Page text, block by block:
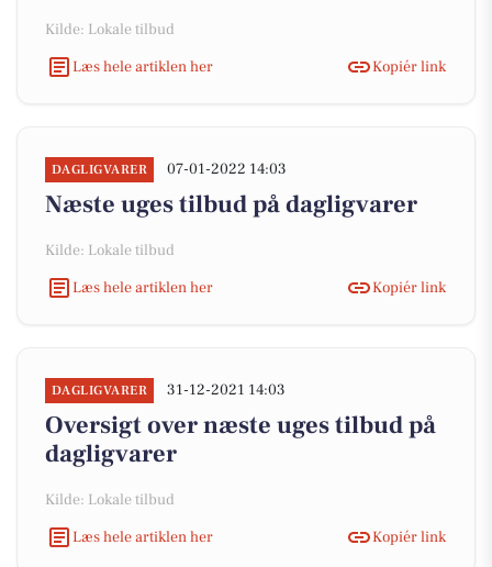
Kilde: Lokale tilbud
Læs hele artiklen her
Kopiér link
DAGLIGVARER 07-01-2022 14:03
Næste uges tilbud på dagligvarer
Kilde: Lokale tilbud
Læs hele artiklen her
Kopiér link
DAGLIGVARER 31-12-2021 14:03
Oversigt over næste uges tilbud på
dagligvarer
Kilde: Lokale tilbud
Læs hele artiklen her
Kopiér link